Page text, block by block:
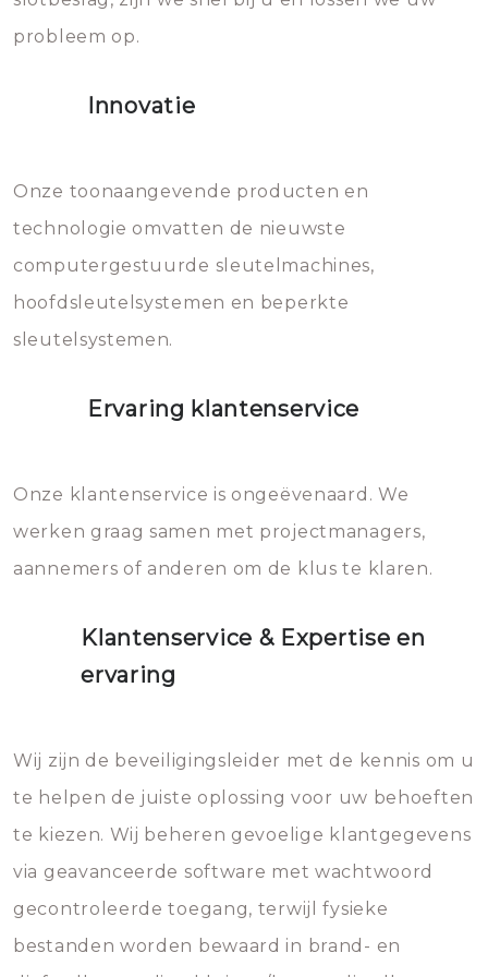
sloten veroorzaken, waardoor
geheel vervangen moet worden.
mee, die u gemakkelijk kunt
vermijden.
probleem op.
Innovatie
Onze toonaangevende producten en
technologie omvatten de nieuwste
computergestuurde sleutelmachines,
hoofdsleutelsystemen en beperkte
sleutelsystemen.
Ervaring klantenservice
Onze klantenservice is ongeëvenaard. We
werken graag samen met projectmanagers,
aannemers of anderen om de klus te klaren.
Klantenservice & Expertise en
ervaring
Wij zijn de beveiligingsleider met de kennis om u
te helpen de juiste oplossing voor uw behoeften
te kiezen. Wij beheren gevoelige klantgegevens
via geavanceerde software met wachtwoord
gecontroleerde toegang, terwijl fysieke
bestanden worden bewaard in brand- en